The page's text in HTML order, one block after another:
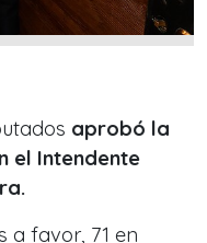
aprobó la
el Intendente
a favor, 71 en